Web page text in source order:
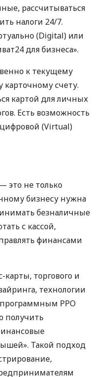
рассчитываться
налоги 24/7.
(Digital) или
для бизнеса».
к текущему
счету.
картой для личных
Есть возможность
(Virtual)
это не только
бизнесу нужна
безналичные
с кассой,
финансами
торгового и
технологии
программным РРО
получить
Такой подход